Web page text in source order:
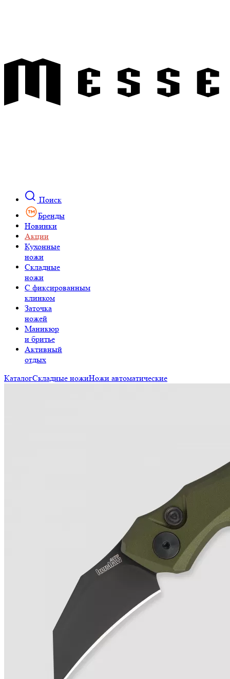
Поиск
Бренды
Новинки
Акции
Кухонные
ножи
Складные
ножи
C фиксированным
клинком
Заточка
ножей
Маникюр
и бритье
Активный
отдых
КаталогСкладные ножиНожи автоматические